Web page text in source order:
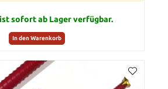
sofort ab Lager verfügbar.
In den Warenkorb